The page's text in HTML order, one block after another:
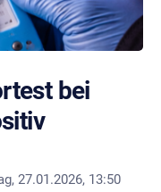
bei
27.01.2026, 13:50